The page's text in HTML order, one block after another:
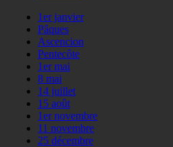
1er janvier
Pâques
Ascencion
Pentecôte
1er mai
8 mai
14 juillet
15 août
1er novembre
11 novembre
25 décembre